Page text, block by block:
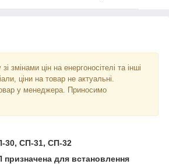
змінами цін на енергоносітелі та інші
ціни на товар не актуальні.
у менеджера. Приносимо
30, СП-31, СП-32
призначена для встановлення